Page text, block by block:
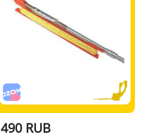
490 RUB